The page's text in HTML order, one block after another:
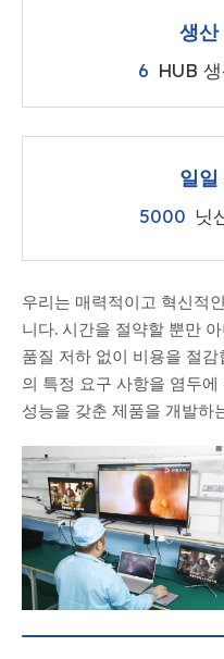
생산
6 HUB
일일
5000 닛
우리는 매력적이고 혁신적
니다. 시간을 절약할 뿐만
품질 저하 없이 비용을 절
의 특정 요구 사항을 염두
성능을 갖춘 제품을 개발하